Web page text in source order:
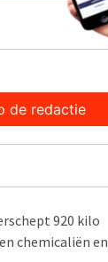
de redactie
920 kilo
chemicaliën en